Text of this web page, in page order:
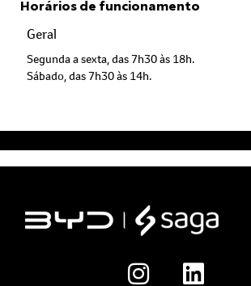
Geral
Segunda a sexta, das 7h30 às 18h.
Sábado, das 7h30 às 14h.